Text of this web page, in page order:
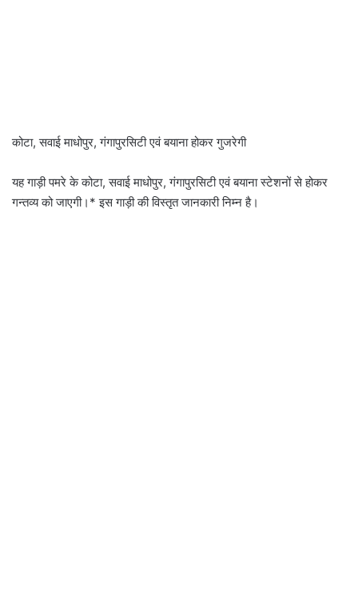
कोटा, सवाई माधोपुर, गंगापुरसिटी एवं बयाना होकर गुजरेगी
यह गाड़ी पमरे के कोटा, सवाई माधोपुर, गंगापुरसिटी एवं बयाना स्टेशनों से होकर
गन्तव्य को जाएगी।* इस गाड़ी की विस्तृत जानकारी निम्न है।